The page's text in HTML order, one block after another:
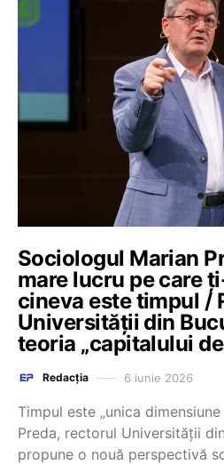
Sociologul Marian
mare lucru pe care
cineva este timpul /
Universității din
teoria „capitalului de
Redacția 6 iunie 2026
Timpul este „unica
Preda, rectorul Universității
propune o nouă perspectivă